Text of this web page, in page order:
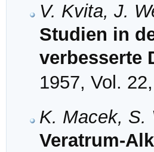
V. Kvita, J.
Studien in
verbesserte
1957, Vol.
K. Macek, S.
Veratrum-